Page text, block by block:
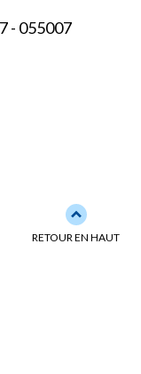
- 055007
Back to
RETOUR EN HAUT